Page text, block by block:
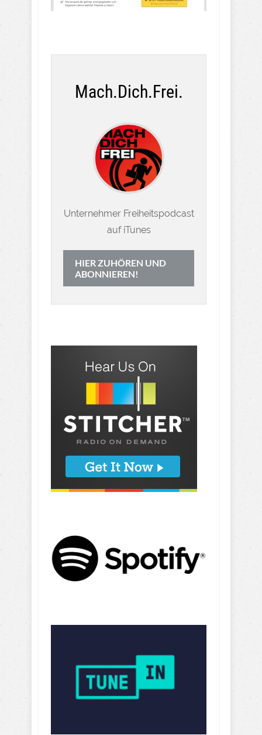
Mach.Dich.Frei.
Unternehmer Freiheitspodcast
auf iTunes
HIER ZUHÖREN UND
ABONNIEREN!